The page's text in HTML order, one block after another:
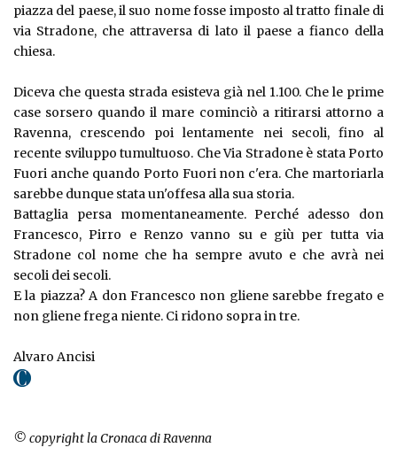
piazza del paese, il suo nome fosse imposto al tratto finale di
via Stradone, che attraversa di lato il paese a fianco della
chiesa.
Diceva che questa strada esisteva già nel 1.100. Che le prime
case sorsero quando il mare cominciò a ritirarsi attorno a
Ravenna, crescendo poi lentamente nei secoli, fino al
recente sviluppo tumultuoso. Che Via Stradone è stata Porto
Fuori anche quando Porto Fuori non c'era. Che martoriarla
sarebbe dunque stata un'offesa alla sua storia.
Battaglia persa momentaneamente. Perché adesso don
Francesco, Pirro e Renzo vanno su e giù per tutta via
Stradone col nome che ha sempre avuto e che avrà nei
secoli dei secoli.
E la piazza? A don Francesco non gliene sarebbe fregato e
non gliene frega niente. Ci ridono sopra in tre.
Alvaro Ancisi
© copyright la Cronaca di Ravenna